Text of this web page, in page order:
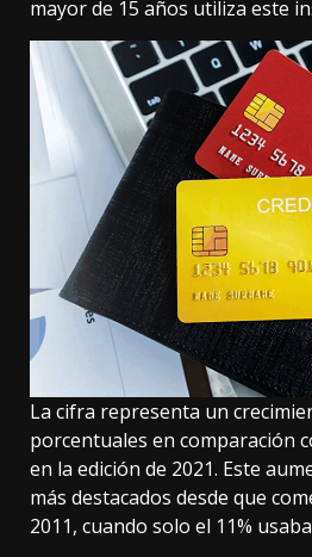
mayor de 15 años utiliza este
La cifra representa un
porcentuales en comparación
en la edición de 2021. Este
más destacados desde que
2011, cuando solo el 11%